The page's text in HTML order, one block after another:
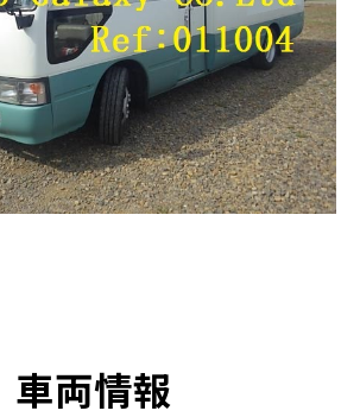
車両情報